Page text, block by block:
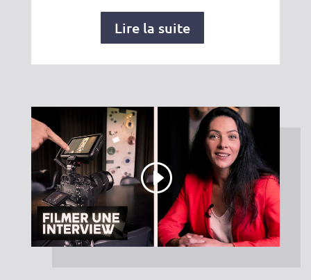
Lire la suite